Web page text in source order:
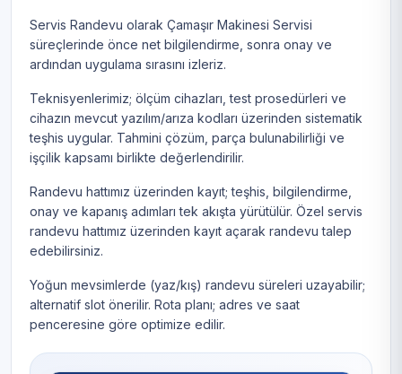
Servis Randevu olarak Çamaşır Makinesi Servisi
süreçlerinde önce net bilgilendirme, sonra onay ve
ardından uygulama sırasını izleriz.
Teknisyenlerimiz; ölçüm cihazları, test prosedürleri ve
cihazın mevcut yazılım/arıza kodları üzerinden sistematik
teşhis uygular. Tahmini çözüm, parça bulunabilirliği ve
işçilik kapsamı birlikte değerlendirilir.
Randevu hattımız üzerinden kayıt; teşhis, bilgilendirme,
onay ve kapanış adımları tek akışta yürütülür. Özel servis
randevu hattımız üzerinden kayıt açarak randevu talep
edebilirsiniz.
Yoğun mevsimlerde (yaz/kış) randevu süreleri uzayabilir;
alternatif slot önerilir. Rota planı; adres ve saat
penceresine göre optimize edilir.